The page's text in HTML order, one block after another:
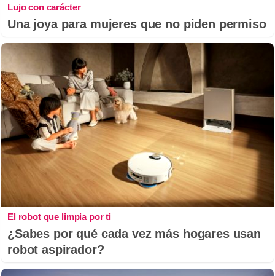
Lujo con carácter
Una joya para mujeres que no piden permiso
El robot que limpia por ti
¿Sabes por qué cada vez más hogares usan
robot aspirador?